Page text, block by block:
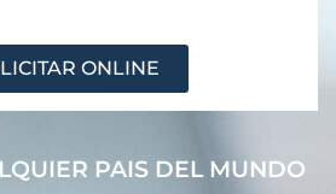
ONLINE
PAIS DEL MUNDO